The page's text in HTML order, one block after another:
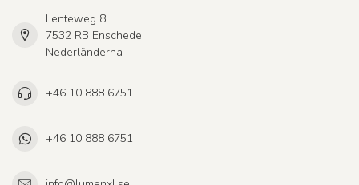
Lenteweg 8
7532 RB Enschede
Nederländerna
+46 10 888 6751
+46 10 888 6751